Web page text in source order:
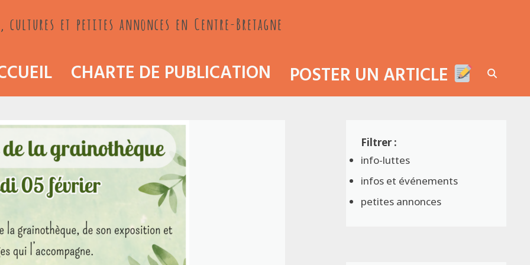
et petites annonces en Centre-Bretagne
CHARTE DE PUBLICATION POSTER UN ARTICLE
info-luttes
infos et événements
petites annonces